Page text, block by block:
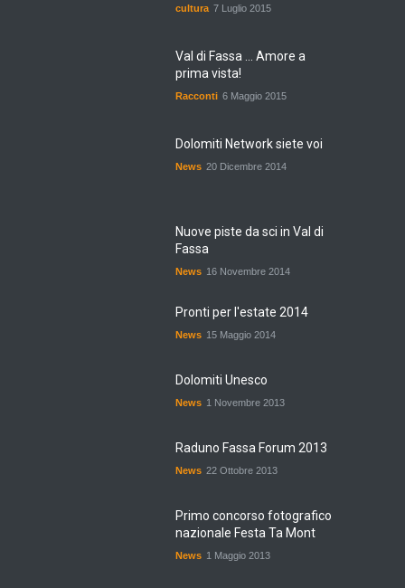
cultura 7 Luglio 2015
Val di Fassa ... Amore a
prima vista!
Racconti 6 Maggio 2015
Dolomiti Network siete voi
News 20 Dicembre 2014
Nuove piste da sci in Val di
Fassa
News 16 Novembre 2014
Pronti per l'estate 2014
News 15 Maggio 2014
Dolomiti Unesco
News 1 Novembre 2013
Raduno Fassa Forum 2013
News 22 Ottobre 2013
Primo concorso fotografico
nazionale Festa Ta Mont
News 1 Maggio 2013